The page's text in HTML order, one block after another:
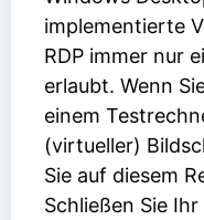
implementierte
RDP immer nur
erlaubt. Wenn
einem
(virtueller)
Sie auf diesem
Schließen Sie